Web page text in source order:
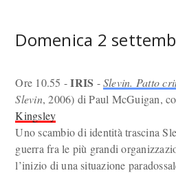
Domenica 2
Ore 10.55 -IRIS -Slevin. Patto
Slevin, 2006) di Paul McGuigan,
Kingsley
Uno scambio di identità trascina
guerra fra le più grandi
l’inizio di una situazione